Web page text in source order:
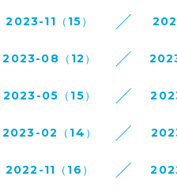
2023-11（15）
2023-08（12）
2023-05（15）
2023-02（14）
2022-11（16）